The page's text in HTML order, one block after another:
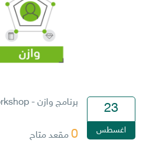
23
اغسطس
برنامج وازن - Online Workshop
0 مقعد متاح